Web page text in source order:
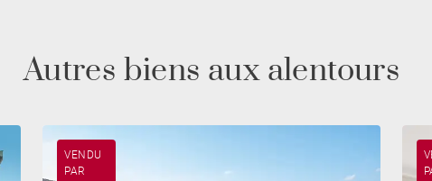
Autres biens aux alentours
VENDU
PAR